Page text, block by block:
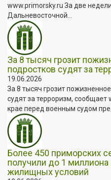
www.primorsky.ru За две
Дальневосточной...
За 8 тысяч грозит
подростков судят за
19.06.2026
За 8 тысяч грозит
судят за терроризм,
крае перед военным судом
Более 450 приморских
получили до 1
жилищных условий